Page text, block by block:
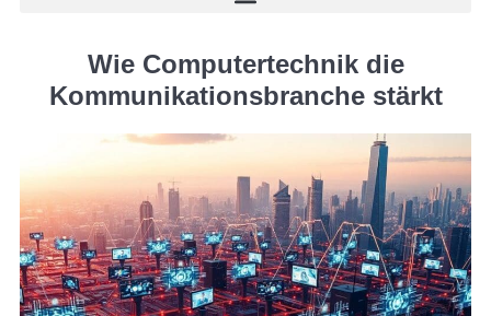
Wie Computertechnik die
Kommunikationsbranche stärkt